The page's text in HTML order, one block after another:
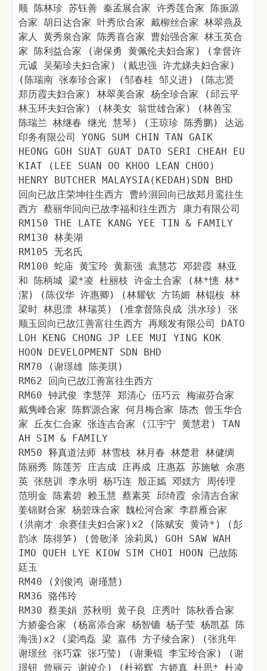
顺 陈林珍 苏钰善 秦孟展合家 许秀莲合家 陈振源
合家 胡日达合家 叶秀欣合家 戴柳丝合家 林翠燕及
家人 黄秀泉合家 陈秀喜合家 曹始强合家 林玉英合
家 陈利益合家 (谢保勇 黄佩伦夫妇合家) (拿督许
元诚 吴菊珍夫妇合家) (戴忠强 许尤娣夫妇合家)
(陈瑞南 张泰珍合家) (邹春桂 邹义进) (陈志贤
郑历霞夫妇合家) 林翠美合家 杨全珍合家 (邱云平
林玉环夫妇合家) (林美女 翁世雄合家) (林善宝
陈瑞兰 林继春 继光 慧琴) (王琼珍 陈秀鹏) 达远
印务有限公司 YONG SUM CHIN TAN GAIK
HEONG GOH SUAT GUAT DATO SERI CHEAH EU
KIAT (LEE SUAN OO KHOO LEAN CHOO)
HENRY BUTCHER MALAYSIA(KEDAH)SDN BHD
回向已故庄荣坤往生西方 曹紟洄回向已故郑月鸾往生
西方 蔡丽华回向已故李福和往生西方 康力有限公司
RM150 THE LATE KANG YEE TIN & FAMILY
RM130 林美湖
RM105 无名氏
RM100 蛇庙 黄宝玲 黄新强 袁慧芯 邓碧霞 林亚
和 陈柄城 梁*凌 杜丽枝 许金土合家 (林*憓 林*
潔) (陈仪华 许惠卿) (林耀钦 方筠媚 林锟桉 林
梁时 林思漂 林瑞英) (准拿督陈良成 洪水珍) 张
顺玉回向已故江善富往生西方 再顺发有限公司 DATO
LOH KENG CHONG JP LEE MUI YING KOK
HOON DEVELOPMENT SDN BHD
RM70 (谢璟雄 陈美琪)
RM62 回向已故江善富往生西方
RM60 钟武俊 李慧萍 郑清心 伍巧云 梅淑芬合家
戴隽峰合家 陈辉源合家 何月梅合家 陈杰 曾玉华合
家 丘友仁合家 张连吉合家 (江宇宁 黄慧君) TAN
AH SIM & FAMILY
RM50 释真道法师 林雪枝 林月春 林楚君 林健绸
陈丽秀 陈莲芳 庄吉成 庄再成 庄惠荔 苏施敏 余惠
英 张慈训 李永明 杨巧连 殷正嫣 邓媄方 周传理
范明金 陈素碧 赖玉慧 蔡素英 邱绮霞 余清吉合家
姜锦财合家 杨碧珠合家 魏松河合家 李群雁合家
(洪南才 余赛佳夫妇合家)x2 (陈赋安 黄诗*) (彭
韵冰 陈得笋) (曾敬泽 涂莉凤) GOH SAW WAH
IMO QUEH LYE KIOW SIM CHOI HOON 已故陈
廷玉
RM40 (刘俊鸿 谢瑾慧)
RM36 骆伟玲
RM30 蔡美娟 苏秋明 黄子良 庄秀叶 陈秋香合家
方娇銮合家 (杨富添合家 杨智镳 杨子莹 杨凯荔 陈
海强)x2 (梁鸿磊 梁 嘉伟 方子绫合家) (张兆年
谢璟丝 张巧霖 张巧莹) (谢秉锟 李宝玲合家) (谢
璟钮 曾丽云 谢竣介) (杜裕辉 方娇真 杜思* 杜凌